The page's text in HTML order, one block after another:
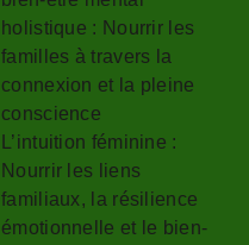
holistique : Nourrir les
familles à travers la
connexion et la pleine
conscience
L’intuition féminine :
Nourrir les liens
familiaux, la résilience
émotionnelle et le bien-